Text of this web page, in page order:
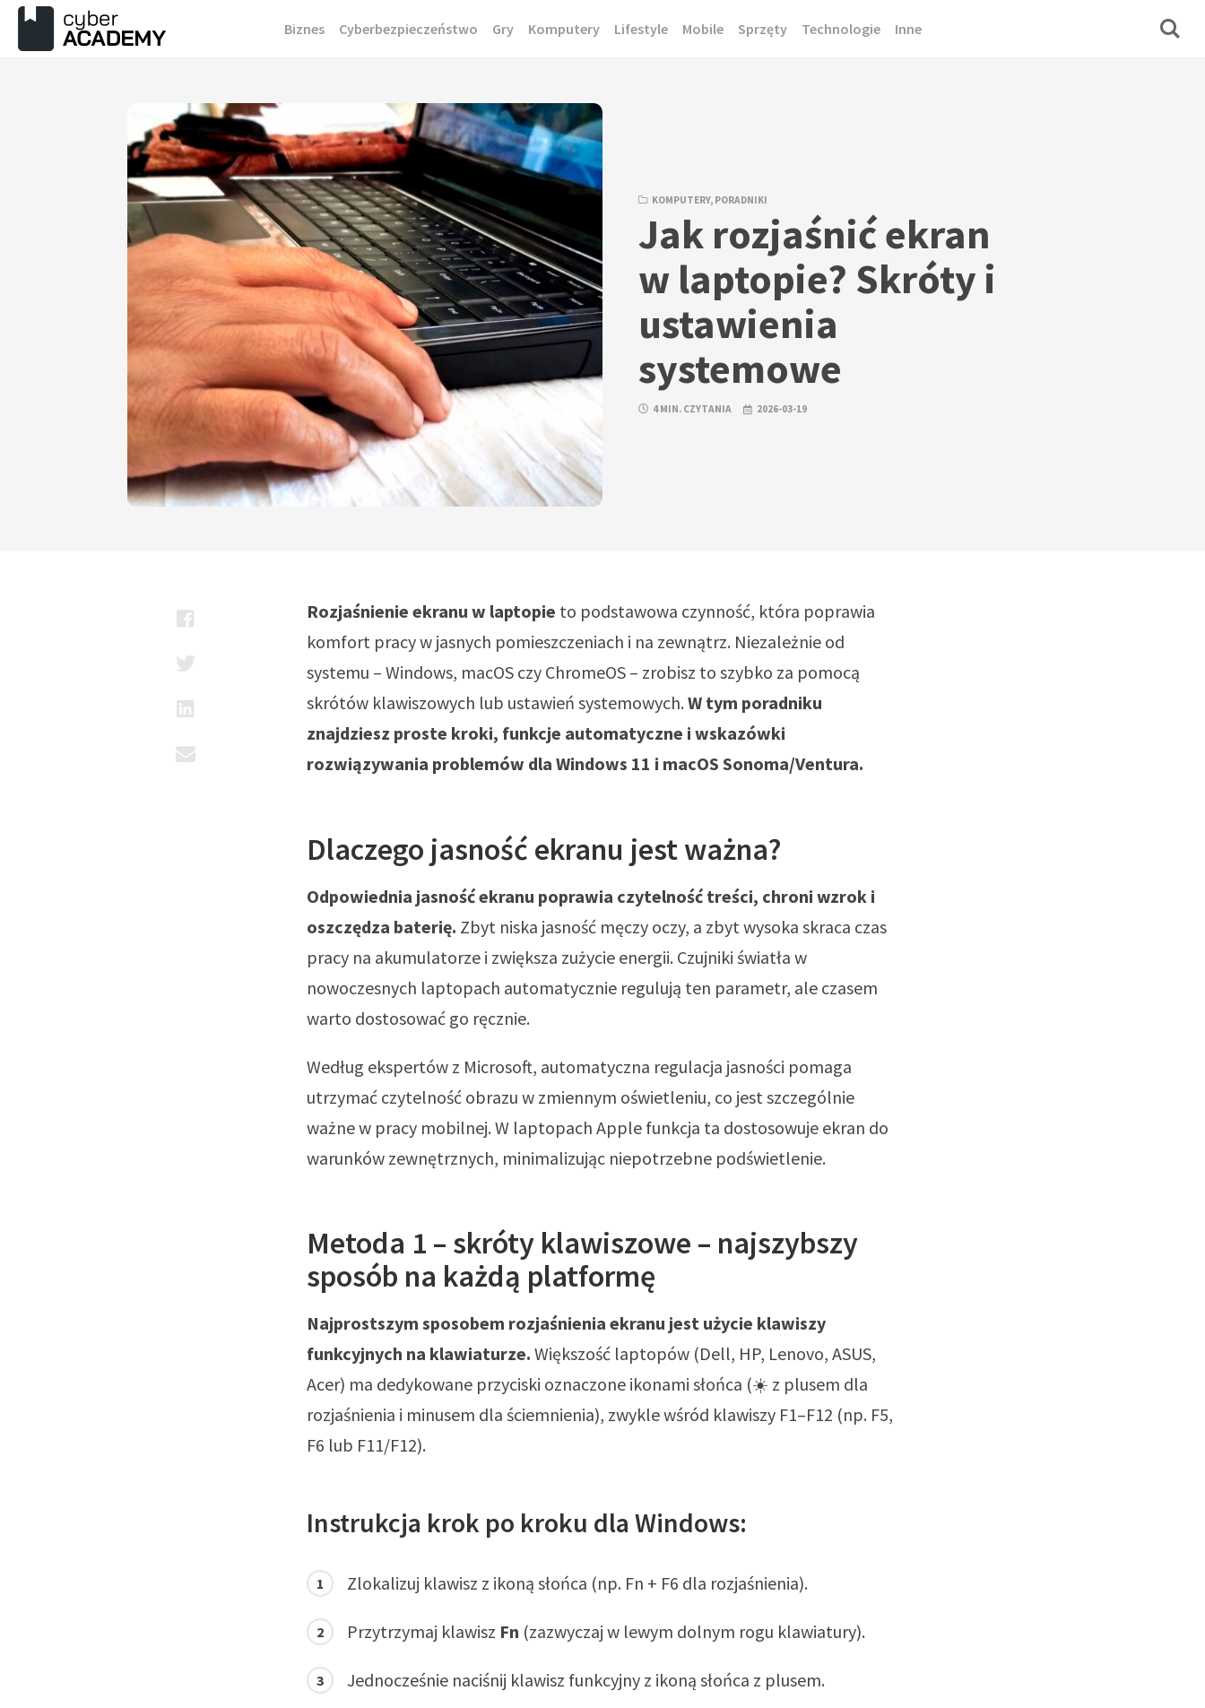
Przejdź
do
Biznes Cyberbezpieczeństwo Gry Komputery Lifestyle Mobile Sprzęty Technologie Inne
KOMPUTERY, PORADNIKI
Jak rozjaśnić ekran
w laptopie? Skróty i
ustawienia
systemowe
4 MIN. CZYTANIA 2026-03-19
Rozjaśnienie ekranu w laptopie to podstawowa czynność, która poprawia
komfort pracy w jasnych pomieszczeniach i na zewnątrz. Niezależnie od
systemu – Windows, macOS czy ChromeOS – zrobisz to szybko za pomocą
skrótów klawiszowych lub ustawień systemowych. W tym poradniku
znajdziesz proste kroki, funkcje automatyczne i wskazówki
rozwiązywania problemów dla Windows 11 i macOS Sonoma/Ventura.
Dlaczego jasność ekranu jest ważna?
Odpowiednia jasność ekranu poprawia czytelność treści, chroni wzrok i
oszczędza baterię. Zbyt niska jasność męczy oczy, a zbyt wysoka skraca czas
pracy na akumulatorze i zwiększa zużycie energii. Czujniki światła w
nowoczesnych laptopach automatycznie regulują ten parametr, ale czasem
warto dostosować go ręcznie.
Według ekspertów z Microsoft, automatyczna regulacja jasności pomaga
utrzymać czytelność obrazu w zmiennym oświetleniu, co jest szczególnie
ważne w pracy mobilnej. W laptopach Apple funkcja ta dostosowuje ekran do
warunków zewnętrznych, minimalizując niepotrzebne podświetlenie.
Metoda 1 – skróty klawiszowe – najszybszy
sposób na każdą platformę
Najprostszym sposobem rozjaśnienia ekranu jest użycie klawiszy
funkcyjnych na klawiaturze. Większość laptopów (Dell, HP, Lenovo, ASUS,
Acer) ma dedykowane przyciski oznaczone ikonami słońca (☀️ z plusem dla
rozjaśnienia i minusem dla ściemnienia), zwykle wśród klawiszy F1–F12 (np. F5,
F6 lub F11/F12).
Instrukcja krok po kroku dla Windows:
Zlokalizuj klawisz z ikoną słońca (np. Fn + F6 dla rozjaśnienia).
Przytrzymaj klawisz Fn (zazwyczaj w lewym dolnym rogu klawiatury).
Jednocześnie naciśnij klawisz funkcyjny z ikoną słońca z plusem.